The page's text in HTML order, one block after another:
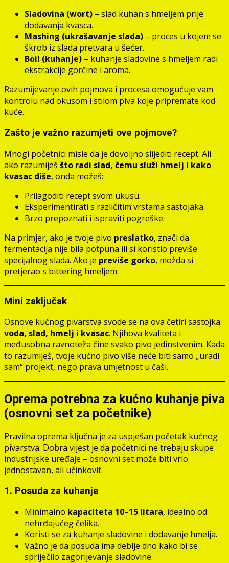
Sladovina (wort) – slad kuhan s hmeljem prije
dodavanja kvasca.
Mashing (ukrašavanje slada) – proces u kojem se
škrob iz slada pretvara u šećer.
Boil (kuhanje) – kuhanje sladovine s hmeljem radi
ekstrakcije gorčine i aroma.
Razumijevanje ovih pojmova i procesa omogućuje vam
kontrolu nad okusom i stilom piva koje pripremate kod
kuće.
Zašto je važno razumjeti ove pojmove?
Mnogi početnici misle da je dovoljno slijediti recept. Ali
ako razumiješ što radi slad, čemu služi hmelj i kako
kvasac diše, onda možeš:
Prilagoditi recept svom ukusu.
Eksperimentirati s različitim vrstama sastojaka.
Brzo prepoznati i ispraviti pogreške.
Na primjer, ako je tvoje pivo preslatko, znači da
fermentacija nije bila potpuna ili si koristio previše
specijalnog slada. Ako je previše gorko, možda si
pretjerao s bittering hmeljem.
Mini zaključak
Osnove kućnog pivarstva svode se na ova četiri sastojka:
voda, slad, hmelj i kvasac. Njihova kvaliteta i
međusobna ravnoteža čine svako pivo jedinstvenim. Kada
to razumiješ, tvoje kućno pivo više neće biti samo „uradi
sam“ projekt, nego prava umjetnost u čaši.
Oprema potrebna za kućno kuhanje piva
(osnovni set za početnike)
Pravilna oprema ključna je za uspješan početak kućnog
pivarstva. Dobra vijest je da početnici ne trebaju skupe
industrijske uređaje – osnovni set može biti vrlo
jednostavan, ali učinkovit.
1. Posuda za kuhanje
Minimalno kapaciteta 10–15 litara, idealno od
nehrđajućeg čelika.
Koristi se za kuhanje sladovine i dodavanje hmelja.
Važno je da posuda ima deblje dno kako bi se
spriječilo zagorijevanje sladovine.